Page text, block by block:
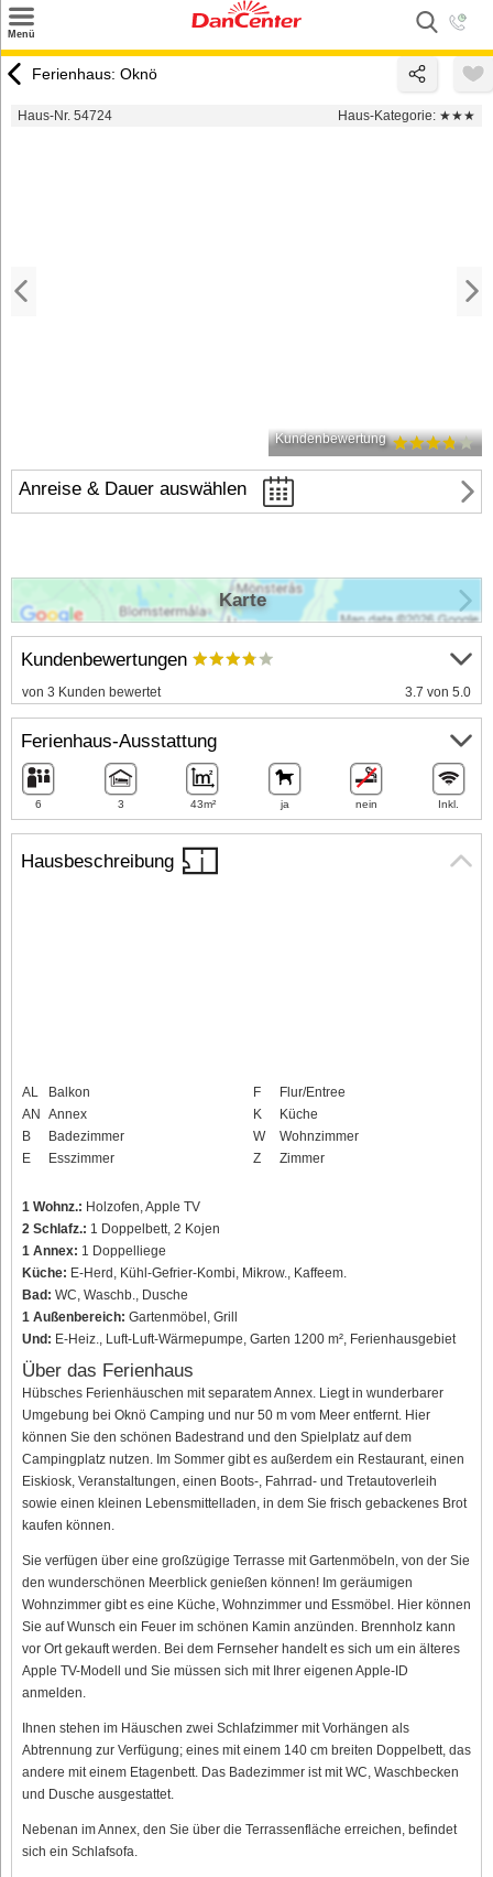
Menü
Urlaubsziele
Ferienhaus: Oknö
Haus-Nr. 54724 Haus-Kategorie: ★★★
Kundenbewertung
Anreise & Dauer auswählen
Hausbeschreibung
AL
Balkon
AN Annex
B
Badezimmer
E
Esszimmer
F
Flur/Entree
K
Küche
W
Wohnzimmer
Z
Zimmer
1 Wohnz.: Holzofen, Apple TV
2 Schlafz.: 1 Doppelbett, 2 Kojen
1 Annex: 1 Doppelliege
Küche: E-Herd, Kühl-Gefrier-Kombi, Mikrow., Kaffeem.
Bad: WC, Waschb., Dusche
1 Außenbereich: Gartenmöbel, Grill
Und: E-Heiz., Luft-Luft-Wärmepumpe, Garten 1200 m², Ferienhausgebiet
Über das Ferienhaus
Hübsches Ferienhäuschen mit separatem Annex. Liegt in wunderbarer
Umgebung bei Oknö Camping und nur 50 m vom Meer entfernt. Hier
können Sie den schönen Badestrand und den Spielplatz auf dem
Campingplatz nutzen. Im Sommer gibt es außerdem ein Restaurant, einen
Eiskiosk, Veranstaltungen, einen Boots-, Fahrrad- und Tretautoverleih
sowie einen kleinen Lebensmittelladen, in dem Sie frisch gebackenes Brot
kaufen können.
Sie verfügen über eine großzügige Terrasse mit Gartenmöbeln, von der Sie
den wunderschönen Meerblick genießen können! Im geräumigen
Wohnzimmer gibt es eine Küche, Wohnzimmer und Essmöbel. Hier können
Sie auf Wunsch ein Feuer im schönen Kamin anzünden. Brennholz kann
vor Ort gekauft werden. Bei dem Fernseher handelt es sich um ein älteres
Apple TV-Modell und Sie müssen sich mit Ihrer eigenen Apple-ID
anmelden.
Ihnen stehen im Häuschen zwei Schlafzimmer mit Vorhängen als
Abtrennung zur Verfügung; eines mit einem 140 cm breiten Doppelbett, das
andere mit einem Etagenbett. Das Badezimmer ist mit WC, Waschbecken
und Dusche ausgestattet.
Nebenan im Annex, den Sie über die Terrassenfläche erreichen, befindet
sich ein Schlafsofa.
Kundenbewertungen
von 3 Kunden bewertet 3.7 von 5.0
Ferienhaus-Ausstattung
6 3 43m² ja nein Inkl.
Karte